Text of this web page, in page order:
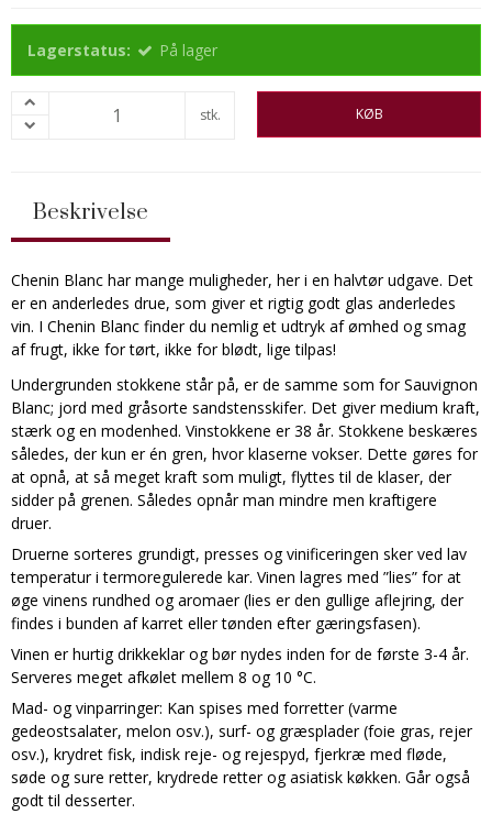
Lagerstatus: På lager
stk. KØB
Beskrivelse
Chenin Blanc har mange muligheder, her i en halvtør udgave. Det
er en anderledes drue, som giver et rigtig godt glas anderledes
vin. I Chenin Blanc finder du nemlig et udtryk af ømhed og smag
af frugt, ikke for tørt, ikke for blødt, lige tilpas!
Undergrunden stokkene står på, er de samme som for Sauvignon
Blanc; jord med gråsorte sandstensskifer. Det giver medium kraft,
stærk og en modenhed. Vinstokkene er 38 år. Stokkene beskæres
således, der kun er én gren, hvor klaserne vokser. Dette gøres for
at opnå, at så meget kraft som muligt, flyttes til de klaser, der
sidder på grenen. Således opnår man mindre men kraftigere
druer.
Druerne sorteres grundigt, presses og vinificeringen sker ved lav
temperatur i termoregulerede kar. Vinen lagres med ”lies” for at
øge vinens rundhed og aromaer (lies er den gullige aflejring, der
findes i bunden af karret eller tønden efter gæringsfasen).
Vinen er hurtig drikkeklar og bør nydes inden for de første 3-4 år.
Serveres meget afkølet mellem 8 og 10 °C.
Mad- og vinparringer: Kan spises med forretter (varme
gedeostsalater, melon osv.), surf- og græsplader (foie gras, rejer
osv.), krydret fisk, indisk reje- og rejespyd, fjerkræ med fløde,
søde og sure retter, krydrede retter og asiatisk køkken. Går også
godt til desserter.